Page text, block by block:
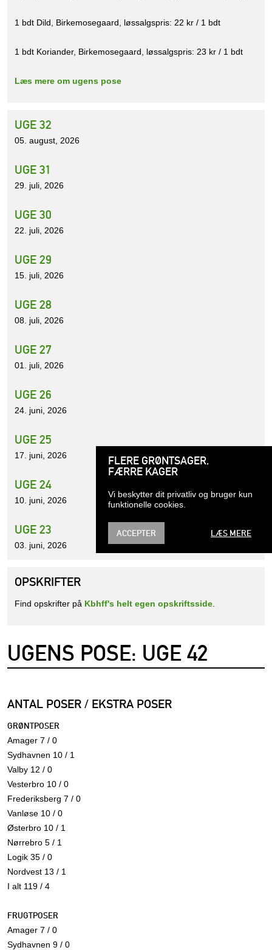
FLERE GRØNTSAGER,
FÆRRE KAGER
Vi beskytter dit privatliv og bruger kun
funktionelle cookies.
ACCEPTER LÆS MERE
UGENS POSE: UGE 42
ANTAL POSER / EKSTRA POSER
GRØNTPOSER
Amager 7 / 0
Sydhavnen 10 / 1
Valby 12 / 0
Vesterbro 10 / 0
Frederiksberg 7 / 0
Vanløse 10 / 0
Østerbro 10 / 1
Nørrebro 5 / 1
Logik 35 / 0
Nordvest 13 / 1
I alt 119 / 4
FRUGTPOSER
Amager 7 / 0
Sydhavnen 9 / 0
1 bdt Dild, Birkemosegaard, løssalgspris: 22 kr / 1 bdt
1 bdt Koriander, Birkemosegaard, løssalgspris: 23 kr / 1 bdt
Læs mere om ugens pose
UGE 32
05. august, 2026
UGE 31
29. juli, 2026
UGE 30
22. juli, 2026
UGE 29
15. juli, 2026
UGE 28
08. juli, 2026
UGE 27
01. juli, 2026
UGE 26
24. juni, 2026
UGE 25
17. juni, 2026
UGE 24
10. juni, 2026
UGE 23
03. juni, 2026
OPSKRIFTER
Find opskrifter på Kbhff's helt egen opskriftsside